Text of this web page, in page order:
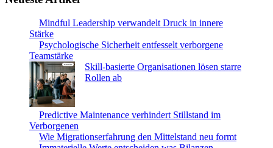
Mindful Leadership verwandelt Druck in innere
Stärke
Psychologische Sicherheit entfesselt verborgene
Teamstärke
Skill-basierte Organisationen lösen starre
Rollen ab
Predictive Maintenance verhindert Stillstand im
Verborgenen
Wie Migrationserfahrung den Mittelstand neu formt